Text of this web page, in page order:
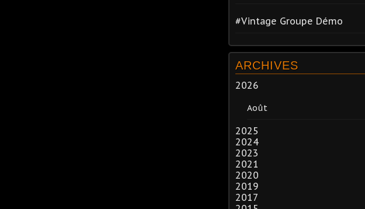
#Vintage Groupe Démo
ARCHIVES
2026
Août
2025
2024
2023
2021
2020
2019
2017